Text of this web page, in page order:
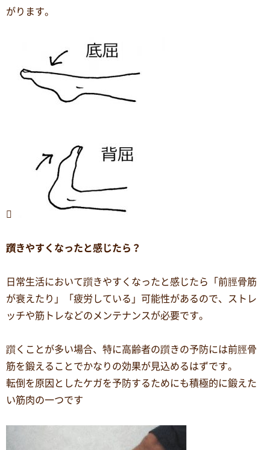
がります。

躓きやすくなったと感じたら？
日常生活において躓きやすくなったと感じたら「前脛骨筋
が衰えたり」「疲労している」可能性があるので、ストレ
ッチや筋トレなどのメンテナンスが必要です。
躓くことが多い場合、特に高齢者の躓きの予防には前脛骨
筋を鍛えることでかなりの効果が見込めるはずです。
転倒を原因としたケガを予防するためにも積極的に鍛えた
い筋肉の一つです